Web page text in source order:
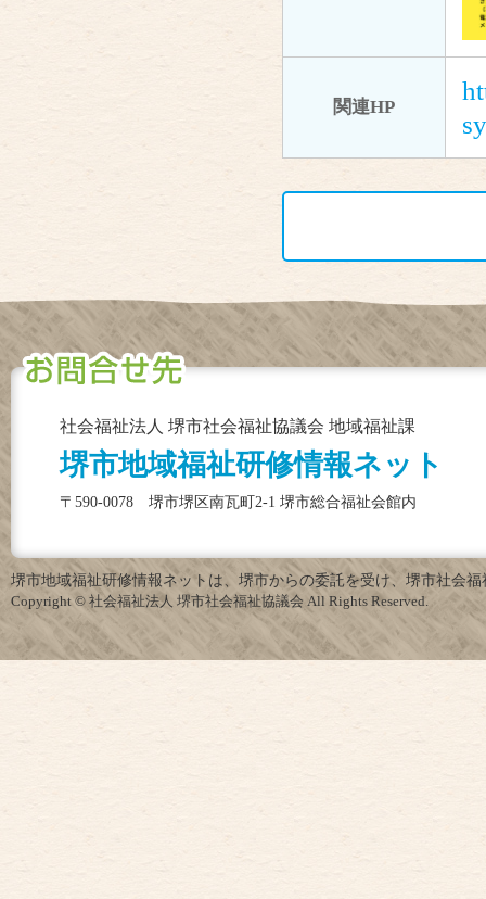
関連HP
社会福祉法人 堺市社会福祉協議会 地域福祉課
堺市地域福祉研修情報ネット
〒590-0078 堺市堺区南瓦町2-1 堺市総合福祉会館内
堺市地域福祉研修情報ネットは、堺市からの委託を受け、堺市社会
Copyright © 社会福祉法人 堺市社会福祉協議会 All Rights Reserved.